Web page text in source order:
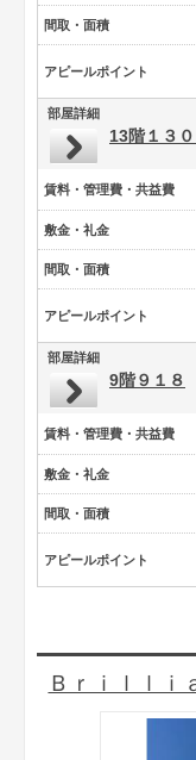
間取・面積
アピールポイント
部屋詳細
13階１３０
賃料・管理費・共益費
敷金・礼金
間取・面積
アピールポイント
部屋詳細
9階９１８
賃料・管理費・共益費
敷金・礼金
間取・面積
アピールポイント
Ｂｒｉｌｌｉ